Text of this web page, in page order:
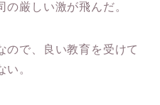
厳しい激が飛んだ。
ので、良い教育を受けて
。